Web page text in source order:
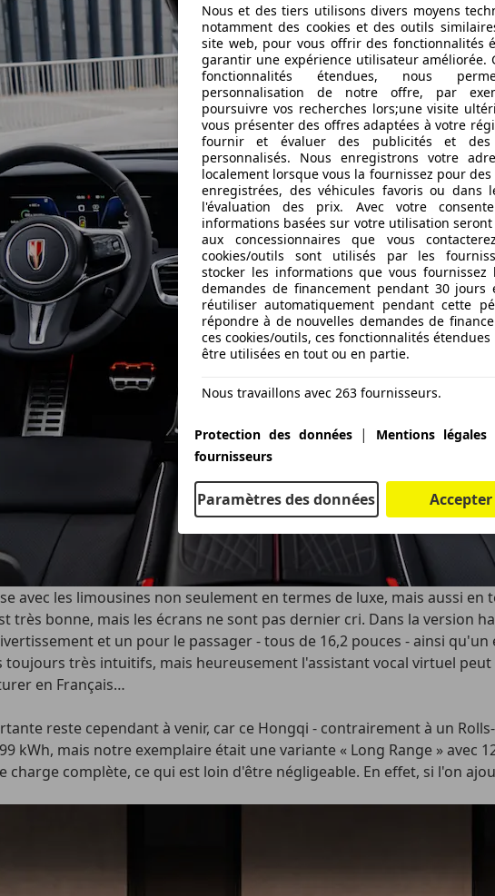
Nous et des tiers utilisons divers moyens
notamment des cookies et des outils
site web, pour vous offrir des fonctionnalités
garantir une expérience utilisateur améliorée.
fonctionnalités étendues, nous
personnalisation de notre offre, par
poursuivre vos recherches lors;une visite
vous présenter des offres adaptées à votre
fournir et évaluer des publicités et des
personnalisés. Nous enregistrons votre
localement lorsque vous la fournissez pour des
enregistrées, des véhicules favoris ou dans
l'évaluation des prix. Avec votre
informations basées sur votre utilisation
aux concessionnaires que vous
cookies/outils sont utilisés par les
stocker les informations que vous fournissez
demandes de financement pendant 30 jours
réutiliser automatiquement pendant cette
répondre à de nouvelles demandes de
ces cookies/outils, ces fonctionnalités
être utilisées en tout ou en partie.
Nous travaillons avec 263 fournisseurs.
Protection des données| Mentions légales
fournisseurs
Paramètres des données
avec les limousines non seulement en termes de luxe, mais aussi
très bonne, mais les écrans ne sont pas dernier cri. Dans la version
et un pour le passager - tous de 16,2 pouces - ainsi
très intuitifs, mais heureusement l'assistant vocal virtuel
en Français…
reste cependant à venir, car ce Hongqi - contrairement à un
kWh, mais notre exemplaire était une variante « Long Range » avec
charge complète, ce qui est loin d'être négligeable. En effet, si l'on